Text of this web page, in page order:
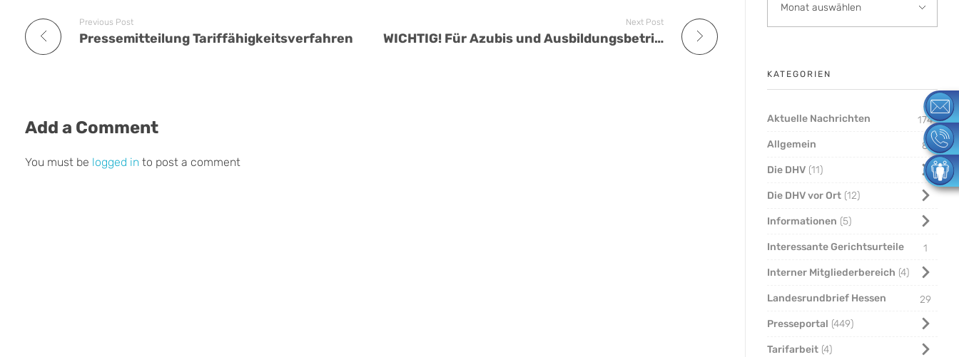
Previous Post
Pressemitteilung Tariffähigkeitsverfahren
Next Post
WICHTIG! Für Azubis und Ausbildungsbetriebe in der Corona-Krise
Add a Comment
You must be logged in to post a comment
KATEGORIEN
Aktuelle Nachrichten
174
Allgemein
8
Die DHV 11
Die DHV vor Ort 12
Informationen 5
Interessante Gerichtsurteile
1
Interner Mitgliederbereich 4
Landesrundbrief Hessen
29
Presseportal 449
Tarifarbeit 4